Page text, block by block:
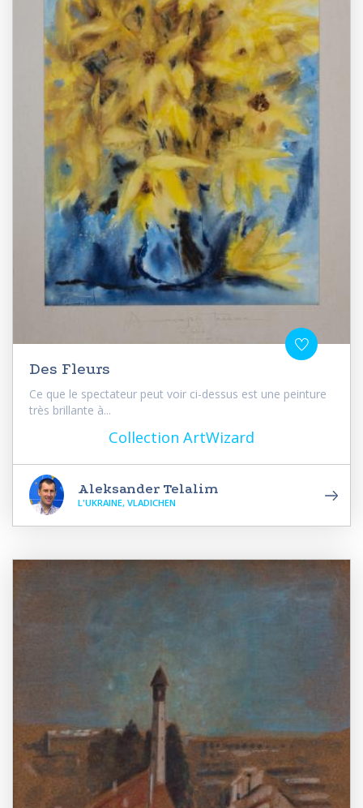
Des Fleurs
Ce que le spectateur peut voir ci-dessus est une peinture
très brillante à...
Collection ArtWizard
Aleksander Telalim
L'UKRAINE, VLADICHEN